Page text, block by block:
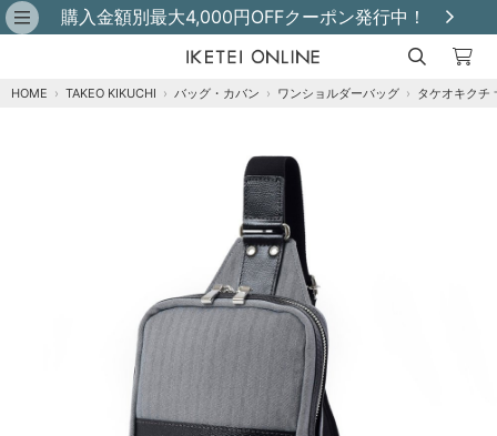
購入金額別最大4,000円OFFクーポン発行中！
HOME › TAKEO KIKUCHI › バッグ・カバン › ワンショルダーバッグ › タケオキクチ
カートに追加
カートに追加
グレー
在庫あり
カートに追加